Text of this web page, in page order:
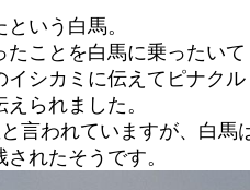
いう白馬。
ことを白馬に乗ったいて
イシカミに伝えてピナクル
られました。
言われていますが、白馬
れたそうです。